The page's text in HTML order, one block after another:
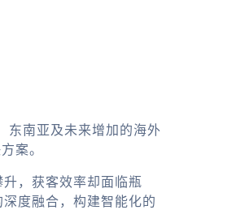
东南亚及未来增加的海外
案。
，获客效率却面临瓶
度融合，构建智能化的